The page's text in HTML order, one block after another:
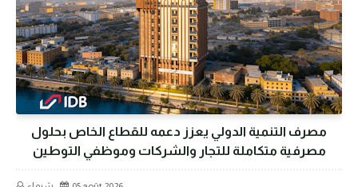
مصرف التنمية الدولي يعزز دعمه للقطاع الخاص بحلول
مصرفية متكاملة للتجار والشركات وموظفي التوطين